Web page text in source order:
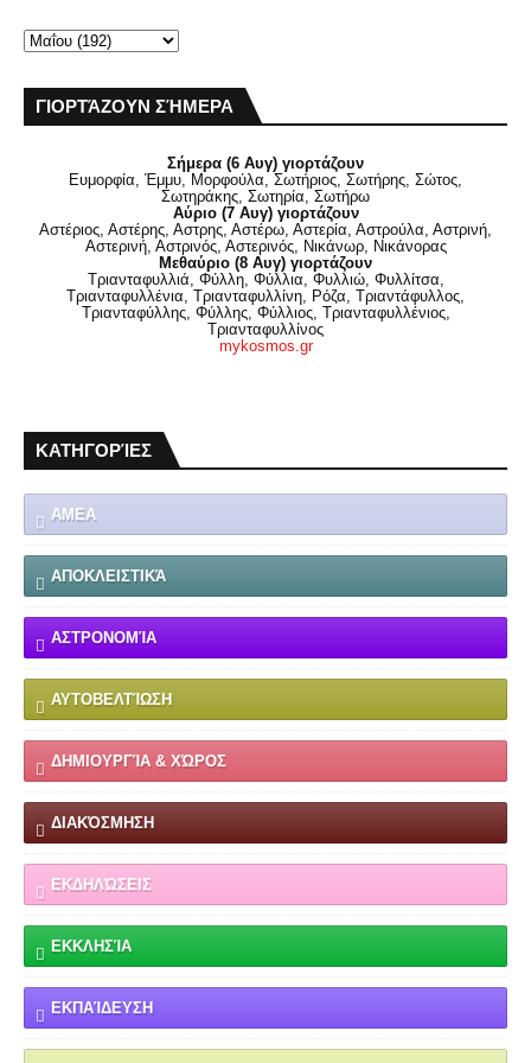
ΓΙΟΡΤΆΖΟΥΝ ΣΉΜΕΡΑ
Σήμερα (6 Αυγ) γιορτάζουν
Ευμορφία, Έμμυ, Μορφούλα, Σωτήριος, Σωτήρης, Σώτος,
Σωτηράκης, Σωτηρία, Σωτήρω
Αύριο (7 Αυγ) γιορτάζουν
Αστέριος, Αστέρης, Αστρης, Αστέρω, Αστερία, Αστρούλα, Αστρινή,
Αστερινή, Αστρινός, Αστερινός, Νικάνωρ, Νικάνορας
Μεθαύριο (8 Αυγ) γιορτάζουν
Τριανταφυλλιά, Φύλλη, Φύλλια, Φυλλιώ, Φυλλίτσα,
Τριανταφυλλένια, Τριανταφυλλίνη, Ρόζα, Τριαντάφυλλος,
Τριανταφύλλης, Φύλλης, Φύλλιος, Τριανταφυλλένιος,
Τριανταφυλλίνος
mykosmos.gr
ΚΑΤΗΓΟΡΊΕΣ
ΑΜΕΑ
ΑΠΟΚΛΕΙΣΤΙΚΆ
ΑΣΤΡΟΝΟΜΊΑ
ΑΥΤΟΒΕΛΤΊΩΣΗ
ΔΗΜΙΟΥΡΓΊΑ & ΧΏΡΟΣ
ΔΙΑΚΌΣΜΗΣΗ
ΕΚΔΗΛΏΣΕΙΣ
ΕΚΚΛΗΣΊΑ
ΕΚΠΑΊΔΕΥΣΗ